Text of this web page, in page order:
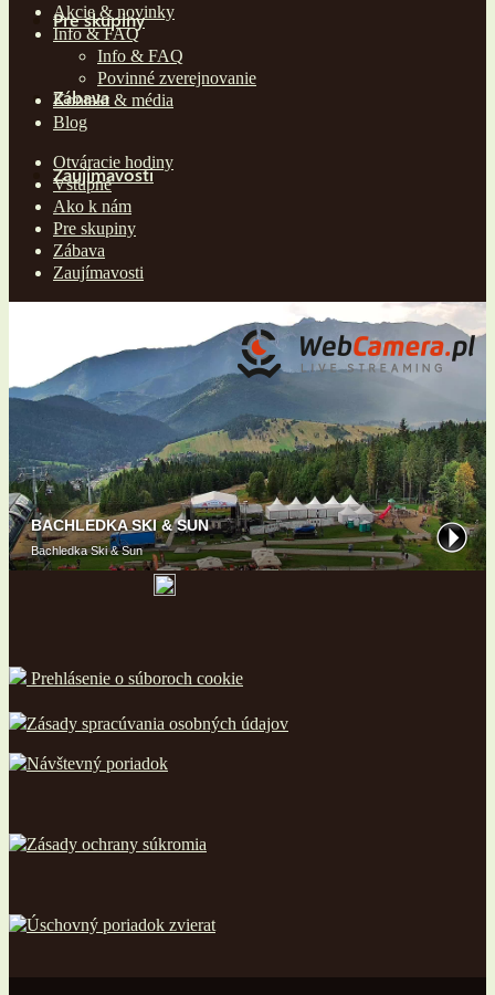
Pre skupiny
Zábava
Zaujímavosti
Akcie & novinky
Info & FAQ
Info & FAQ
Povinné zverejnovanie
Kontakt & média
Blog
Otváracie hodiny
Vstupné
Ako k nám
Pre skupiny
Zábava
Zaujímavosti
Prehlásenie o súboroch cookie
Zásady spracúvania osobných údajov
Návštevný poriadok
Zásady ochrany súkromia
Úschovný poriadok zvierat